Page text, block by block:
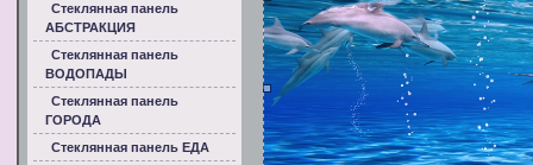
Стеклянная панель
АБСТРАКЦИЯ
Стеклянная панель
ВОДОПАДЫ
Стеклянная панель
ГОРОДА
Стеклянная панель ЕДА